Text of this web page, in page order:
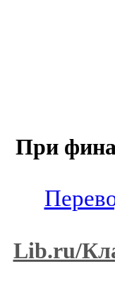
При
Lib.ru/